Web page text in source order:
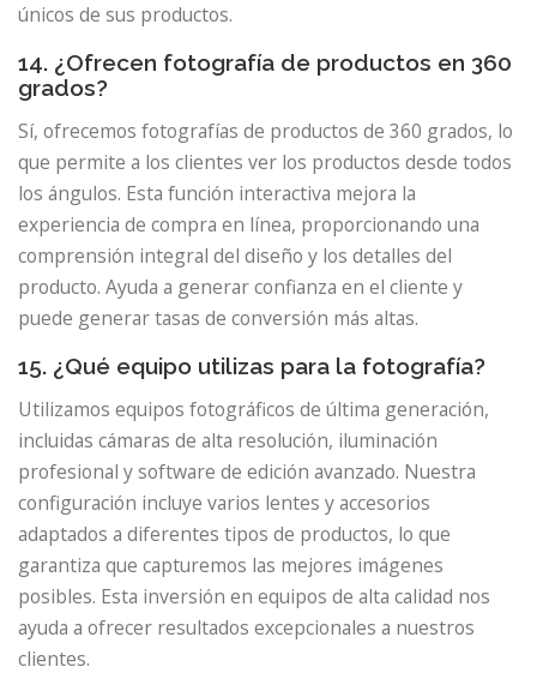
únicos de sus productos.
14. ¿Ofrecen fotografía de productos en 360
grados?
Sí, ofrecemos fotografías de productos de 360 ​​grados, lo
que permite a los clientes ver los productos desde todos
los ángulos. Esta función interactiva mejora la
experiencia de compra en línea, proporcionando una
comprensión integral del diseño y los detalles del
producto. Ayuda a generar confianza en el cliente y
puede generar tasas de conversión más altas.
15. ¿Qué equipo utilizas para la fotografía?
Utilizamos equipos fotográficos de última generación,
incluidas cámaras de alta resolución, iluminación
profesional y software de edición avanzado. Nuestra
configuración incluye varios lentes y accesorios
adaptados a diferentes tipos de productos, lo que
garantiza que capturemos las mejores imágenes
posibles. Esta inversión en equipos de alta calidad nos
ayuda a ofrecer resultados excepcionales a nuestros
clientes.